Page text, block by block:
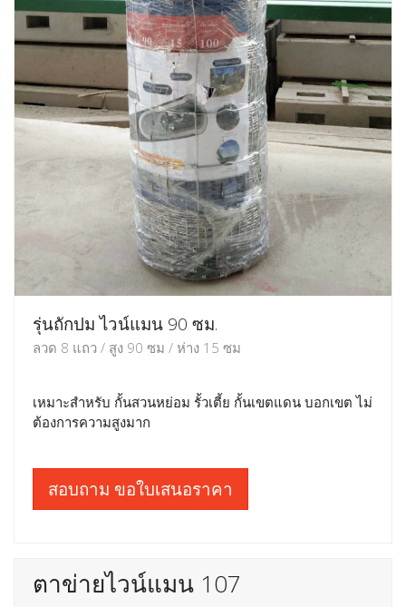
รุ่นถักปม ไวน์แมน 90 ซม.
ลวด 8 แถว / สูง 90 ซม / ห่าง 15 ซม
เหมาะสำหรับ กั้นสวนหย่อม รั้วเตี้ย กั้นเขตแดน บอกเขต ไม่
ต้องการความสูงมาก
สอบถาม ขอใบเสนอราคา
ตาข่ายไวน์แมน 107